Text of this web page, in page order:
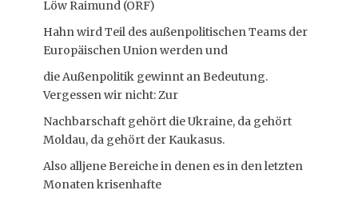
Löw Raimund (ORF)
Hahn wird Teil des außenpolitischen Teams der
Europäischen Union werden und
die Außenpolitik gewinnt an Bedeutung.
Vergessen wir nicht: Zur
Nachbarschaft gehört die Ukraine, da gehört
Moldau, da gehört der Kaukasus.
Also alljene Bereiche in denen es in den letzten
Monaten krisenhafte